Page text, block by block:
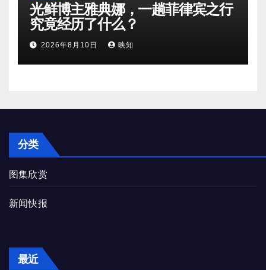
光鲜博主雅典娜，一趟菲律宾之行
究竟经历了什么？
2026年8月10日 映知
分类
图集欣赏
新闻快报
最近